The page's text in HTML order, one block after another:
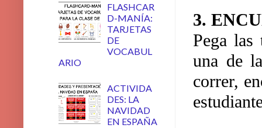
3.
Pega
una de
correr,
FLASHCAR
D-MANÍA:
TARJETAS
DE
VOCABUL
ARIO
ACTIVIDA
DES: LA
NAVIDAD
EN ESPAÑA